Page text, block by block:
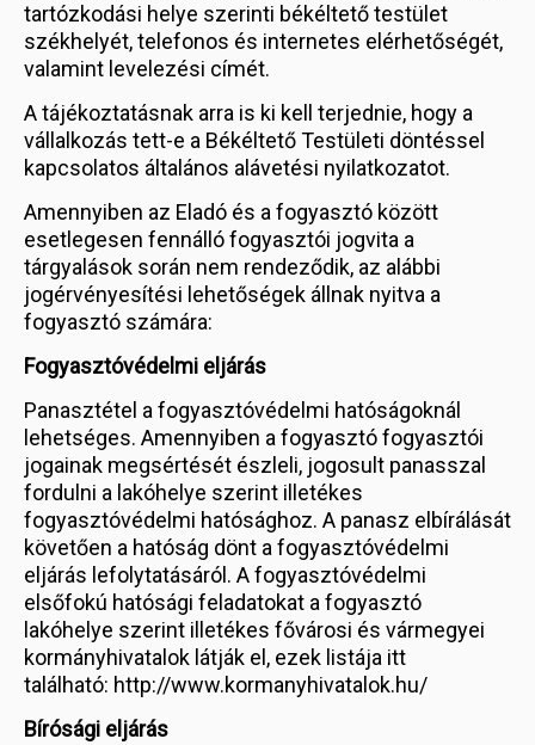
tartózkodási helye szerinti békéltető testület
székhelyét, telefonos és internetes elérhetőségét,
valamint levelezési címét.
A tájékoztatásnak arra is ki kell terjednie, hogy a
vállalkozás tett-e a Békéltető Testületi döntéssel
kapcsolatos általános alávetési nyilatkozatot.
Amennyiben az Eladó és a fogyasztó között
esetlegesen fennálló fogyasztói jogvita a
tárgyalások során nem rendeződik, az alábbi
jogérvényesítési lehetőségek állnak nyitva a
fogyasztó számára:
Fogyasztóvédelmi eljárás
Panasztétel a fogyasztóvédelmi hatóságoknál
lehetséges. Amennyiben a fogyasztó fogyasztói
jogainak megsértését észleli, jogosult panasszal
fordulni a lakóhelye szerint illetékes
fogyasztóvédelmi hatósághoz. A panasz elbírálását
követően a hatóság dönt a fogyasztóvédelmi
eljárás lefolytatásáról. A fogyasztóvédelmi
elsőfokú hatósági feladatokat a fogyasztó
lakóhelye szerint illetékes fővárosi és vármegyei
kormányhivatalok látják el, ezek listája itt
található: http://www.kormanyhivatalok.hu/
Bírósági eljárás